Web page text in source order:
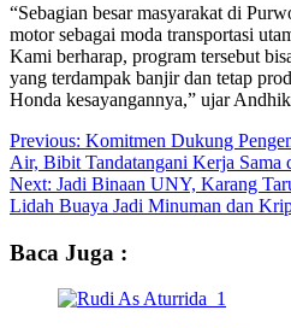
“Sebagian besar masyarakat di
motor sebagai moda transportasi
Kami berharap, program tersebut
yang terdampak banjir dan tetap
Honda kesayangannya,” ujar
Post
navigation
Previous: Komitmen Dukung
Air, Bibit Tandatangani Kerja Sama
Next: Jadi Binaan UNY, Karang
Lidah Buaya Jadi Minuman dan
Baca Juga :